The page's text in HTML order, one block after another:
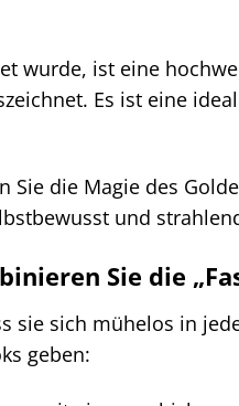
wurde, ist eine
Es ist eine
Sie die Magie des
und
Sie die
sie sich mühelos in
geben: